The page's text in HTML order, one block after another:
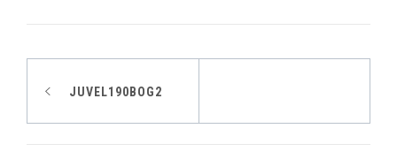
Indlægsnavigation
JUVEL190BOG2